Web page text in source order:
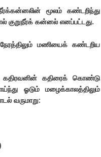
மூலம் கண்டறிந்து
குறுநீர்க் கன்னல் எனப்பட்டது.
மணியைக் கண்டறிய
கதிரவனின் கதிரைக் கொண்டு
ஓடும் மழைக்காலத்திலும்
வருமாறு: